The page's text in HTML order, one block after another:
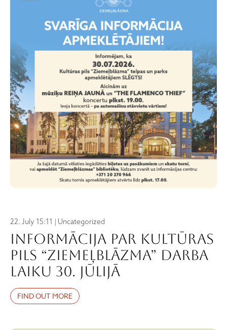
22. July 15:11 | Uncategorized
Informācija par Kultūras
pils “Ziemeļblāzma” darba
laiku 30. jūlijā
FIND OUT MORE